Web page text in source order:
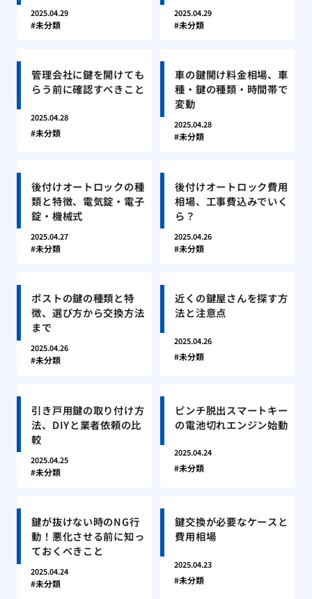
2025.04.29
未分類
2025.04.29
未分類
管理会社に鍵を開けても
らう前に確認すべきこと
2025.04.28
未分類
車の鍵開け料金相場、車
種・鍵の種類・時間帯で
変動
2025.04.28
未分類
後付けオートロックの種
類と特徴、電気錠・電子
錠・機械式
2025.04.27
未分類
後付けオートロック費用
相場、工事費込みでいく
ら？
2025.04.26
未分類
ポストの鍵の種類と特
徴、選び方から交換方法
まで
2025.04.26
未分類
近くの鍵屋さんを探す方
法と注意点
2025.04.26
未分類
引き戸用鍵の取り付け方
法、DIYと業者依頼の比
較
2025.04.25
未分類
ピンチ脱出スマートキー
の電池切れエンジン始動
2025.04.24
未分類
鍵が抜けない時のNG行
動！悪化させる前に知っ
ておくべきこと
2025.04.24
未分類
鍵交換が必要なケースと
費用相場
2025.04.23
未分類